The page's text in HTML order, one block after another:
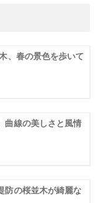
、春の景色を歩いて
曲線の美しさと風情
防の桜並木が綺麗な